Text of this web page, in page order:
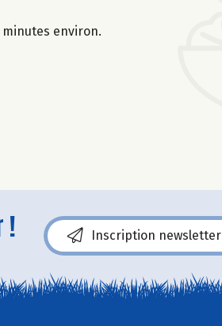
environ.
! Inscription newsletter